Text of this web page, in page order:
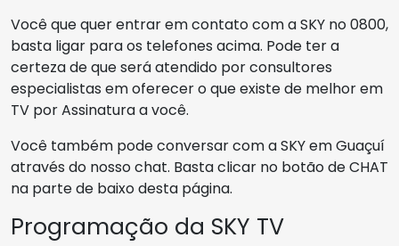
Você que quer entrar em contato com a SKY no 0800,
basta ligar para os telefones acima. Pode ter a
certeza de que será atendido por consultores
especialistas em oferecer o que existe de melhor em
TV por Assinatura a você.
Você também pode conversar com a SKY em Guaçuí
através do nosso chat. Basta clicar no botão de CHAT
na parte de baixo desta página.
Programação da SKY TV